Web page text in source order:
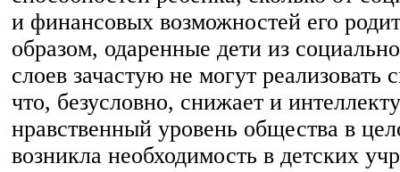
и финансовых возможностей его
образом, одаренные дети из
слоев зачастую не могут реализовать
что, безусловно, снижает и
нравственный уровень общества в
возникла необходимость в детских